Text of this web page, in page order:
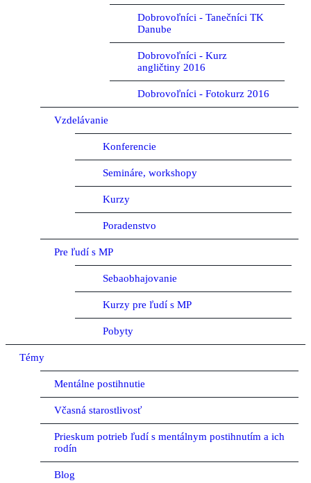
Dobrovoľníci - Tanečníci TK
Danube
Dobrovoľníci - Kurz
angličtiny 2016
Dobrovoľníci - Fotokurz 2016
Vzdelávanie
Konferencie
Semináre, workshopy
Kurzy
Poradenstvo
Pre ľudí s MP
Sebaobhajovanie
Kurzy pre ľudí s MP
Pobyty
Témy
Mentálne postihnutie
Včasná starostlivosť
Prieskum potrieb ľudí s mentálnym postihnutím a ich
rodín
Blog